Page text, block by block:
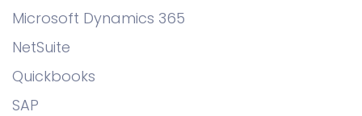
Microsoft Dynamics 365
NetSuite
Quickbooks
SAP